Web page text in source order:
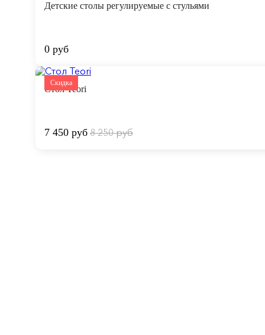
Детские столы регулируемые с стульями
0 руб
Скидка
Стол Teori
7 450 руб 8 250 руб